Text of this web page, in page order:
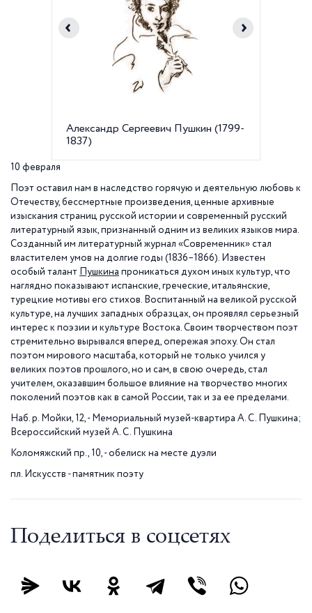
Александр Сергеевич Пушкин (1799-
1837)
10 февраля
Поэт оставил нам в наследство горячую и деятельную любовь к
Отечеству, бессмертные произведения, ценные архивные
изыскания страниц русской истории и современный русский
литературный язык, признанный одним из великих языков мира.
Созданный им литературный журнал «Современник» стал
властителем умов на долгие годы (1836–1866). Известен
особый талант Пушкина проникаться духом иных культур, что
наглядно показывают испанские, греческие, итальянские,
турецкие мотивы его стихов. Воспитанный на великой русской
культуре, на лучших западных образцах, он проявлял серьезный
интерес к поэзии и культуре Востока. Своим творчеством поэт
стремительно вырывался вперед, опережая эпоху. Он стал
поэтом мирового масштаба, который не только учился у
великих поэтов прошлого, но и сам, в свою очередь, стал
учителем, оказавшим большое влияние на творчество многих
поколений поэтов как в самой России, так и за ее пределами.
Наб. р. Мойки, 12, - Мемориальный музей-квартира А. С. Пушкина;
Всероссийский музей А. С. Пушкина
Коломяжский пр., 10, - обелиск на месте дуэли
пл. Искусств - памятник поэту
Поделиться в соцсетях